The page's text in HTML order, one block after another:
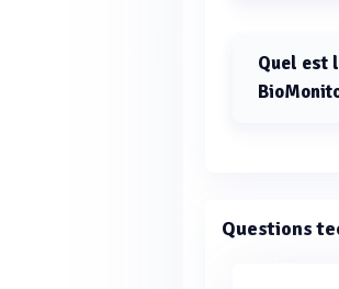
Quel est
Questions